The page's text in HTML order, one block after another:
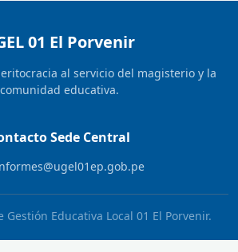
01 El Porvenir
al servicio del magisterio y la
comunidad educativa.
Sede Central
Educativa Local 01 El Porvenir.